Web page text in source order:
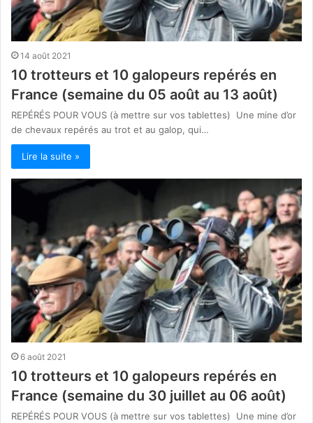
14 août 2021
10 trotteurs et 10 galopeurs repérés en
France (semaine du 05 août au 13 août)
REPÉRÉS POUR VOUS (à mettre sur vos tablettes) Une mine d’or
de chevaux repérés au trot et au galop, qui…
Lire la suite »
6 août 2021
10 trotteurs et 10 galopeurs repérés en
France (semaine du 30 juillet au 06 août)
REPÉRÉS POUR VOUS (à mettre sur vos tablettes) Une mine d’or